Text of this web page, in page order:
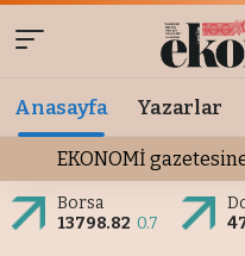
Anasayfa Yazarlar
EKONOMİ
Borsa
13798.82 0.7